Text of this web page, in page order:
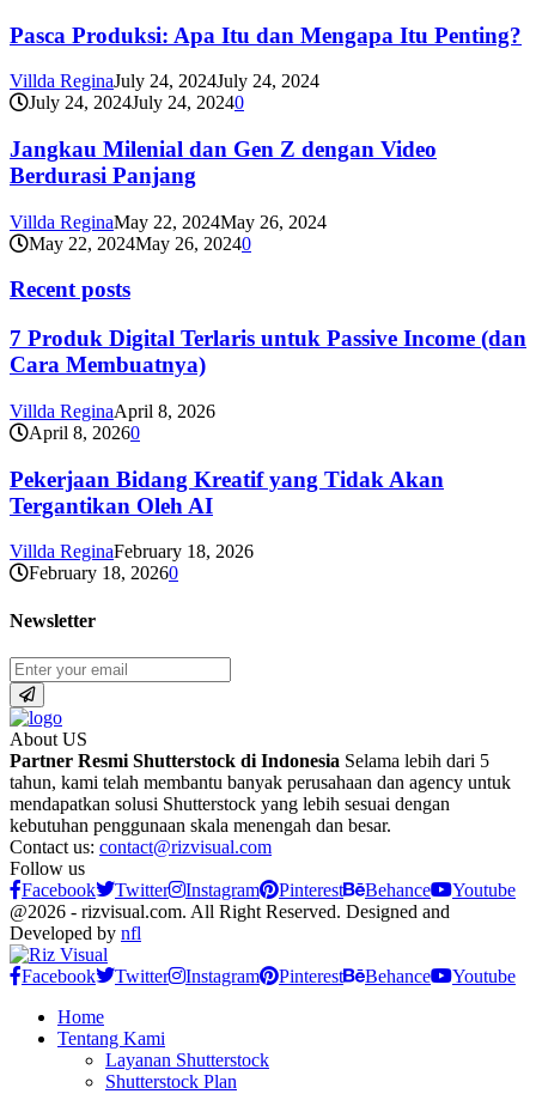
Pasca Produksi: Apa Itu dan Mengapa Itu Penting?
Villda ReginaJuly 24, 2024July 24, 2024
July 24, 2024July 24, 20240
Jangkau Milenial dan Gen Z dengan Video
Berdurasi Panjang
Villda ReginaMay 22, 2024May 26, 2024
May 22, 2024May 26, 20240
Recent posts
7 Produk Digital Terlaris untuk Passive Income (dan
Cara Membuatnya)
Villda ReginaApril 8, 2026
April 8, 20260
Pekerjaan Bidang Kreatif yang Tidak Akan
Tergantikan Oleh AI
Villda ReginaFebruary 18, 2026
February 18, 20260
Newsletter
About US
Partner Resmi Shutterstock di Indonesia Selama lebih dari 5
tahun, kami telah membantu banyak perusahaan dan agency untuk
mendapatkan solusi Shutterstock yang lebih sesuai dengan
kebutuhan penggunaan skala menengah dan besar.
Contact us: contact@rizvisual.com
Follow us
Facebook
Twitter Instagram Pinterest Behance
Youtube
@2026 - rizvisual.com. All Right Reserved. Designed and
Developed by nfl
Facebook Twitter Instagram Pinterest Behance
Youtube
Home
Tentang Kami
Layanan Shutterstock
Shutterstock Plan